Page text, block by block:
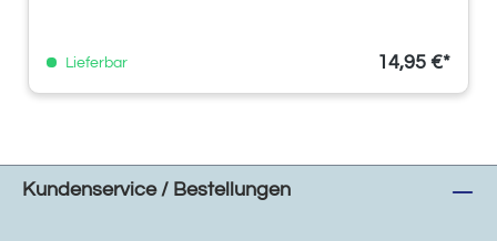
Lieferbar 14,95 €*
Kundenservice / Bestellungen